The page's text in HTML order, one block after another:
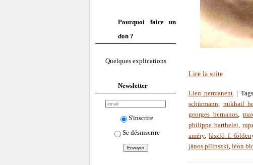
Pourquoi faire un
don ?
Quelques explications
Newsletter
S'inscrire
Se désinscrire
Lire la suite
Lien permanent |
schürmann, mikhail
georges bernanos,
philippe barthelet,
améry,lászló f.
jános pilinszki, léon